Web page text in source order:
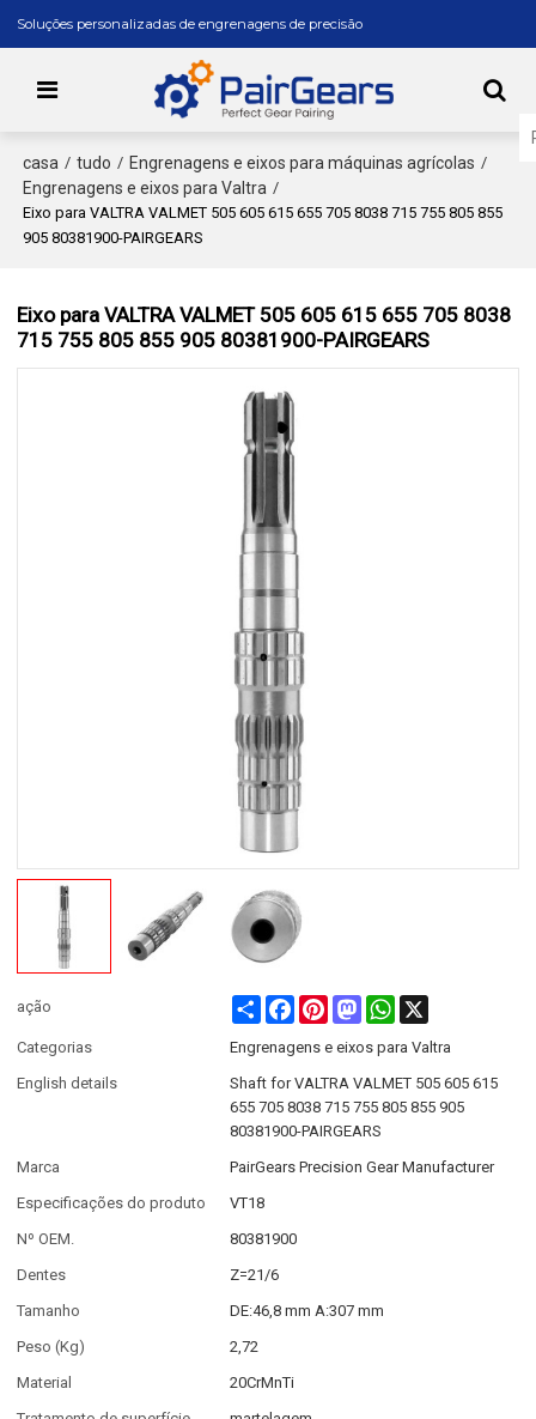
Soluções personalizadas de engrenagens de precisão
casa / tudo / Engrenagens e eixos para máquinas agrícolas /
Engrenagens e eixos para Valtra /
Eixo para VALTRA VALMET 505 605 615 655 705 8038 715 755 805 855
905 80381900-PAIRGEARS
Eixo para VALTRA VALMET 505 605 615 655 705 8038
715 755 805 855 905 80381900-PAIRGEARS
ação Share FacebookPinterestMastodonWhatsApp
Categorias
Engrenagens e eixos para Valtra
English details
Shaft for VALTRA VALMET 505 605 615
655 705 8038 715 755 805 855 905
80381900-PAIRGEARS
Marca
PairGears Precision Gear Manufacturer
Especificações do produto
VT18
Nº OEM.
80381900
Dentes
Z=21/6
Tamanho
DE:46,8 mm A:307 mm
Peso (Kg)
2,72
Material
20CrMnTi